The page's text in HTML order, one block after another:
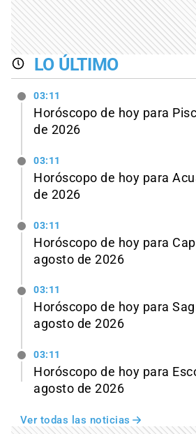
LO ÚLTIMO
03:11
Horóscopo de hoy para
de 2026
03:11
Horóscopo de hoy para
de 2026
03:11
Horóscopo de hoy para
agosto de 2026
03:11
Horóscopo de hoy para
agosto de 2026
03:11
Horóscopo de hoy para
agosto de 2026
Ver todas las noticias